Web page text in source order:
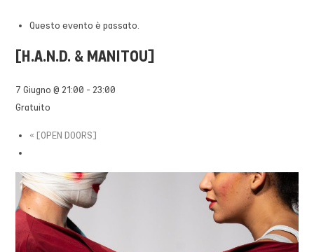
Questo evento è passato.
[H.A.N.D. & MANITOU]​
7 Giugno @ 21:00 - 23:00
Gratuito
« [OPEN DOORS]